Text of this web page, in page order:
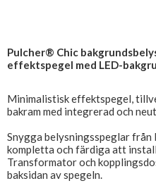
Pulcher® Chic
effektspegel med LED-
Minimalistisk effektspegel,
bakram med integrerad och
Snygga belysningsspeglar från
kompletta och färdiga att
Transformator och
baksidan av spegeln.